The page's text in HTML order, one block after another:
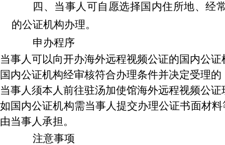
四、当事人可自愿选择国内住所地、经
的公证机构办理。
申办程序
当事人可以向开办海外远程视频公证的国内公证
国内公证机构经审核符合办理条件并决定受理
当事人须本人前往驻汤加使馆海外远程视频公
如国内公证机构需当事人提交办理公证书面材
由当事人承担。
注意事项